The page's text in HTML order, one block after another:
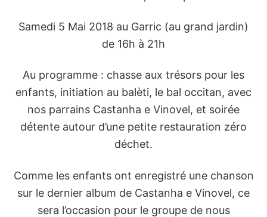
Samedi 5 Mai 2018 au Garric (au grand jardin)
de 16h à 21h
Au programme : chasse aux trésors pour les
enfants, initiation au balèti, le bal occitan, avec
nos parrains Castanha e Vinovel, et soirée
détente autour d’une petite restauration zéro
déchet.
Comme les enfants ont enregistré une chanson
sur le dernier album de Castanha e Vinovel, ce
sera l’occasion pour le groupe de nous